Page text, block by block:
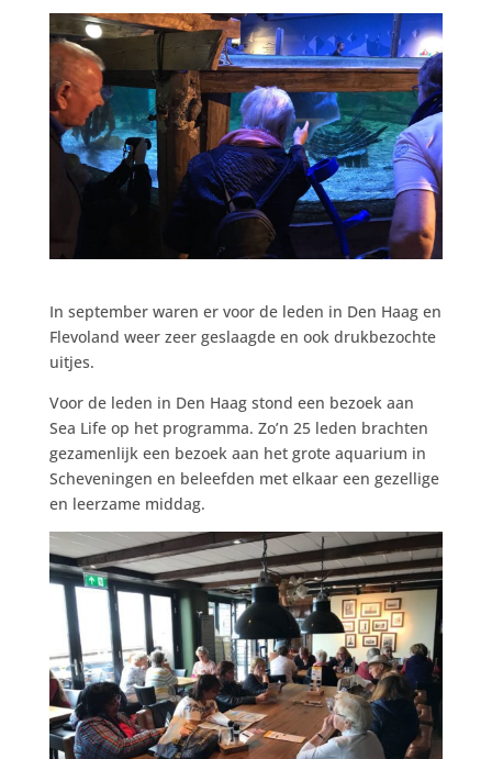
In september waren er voor de leden in Den Haag en
Flevoland weer zeer geslaagde en ook drukbezochte
uitjes.
Voor de leden in Den Haag stond een bezoek aan
Sea Life op het programma. Zo’n 25 leden brachten
gezamenlijk een bezoek aan het grote aquarium in
Scheveningen en beleefden met elkaar een gezellige
en leerzame middag.